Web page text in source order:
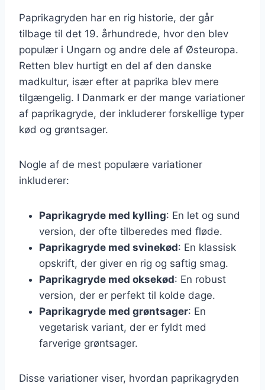
Paprikagryden har en rig historie, der går
tilbage til det 19. århundrede, hvor den blev
populær i Ungarn og andre dele af Østeuropa.
Retten blev hurtigt en del af den danske
madkultur, især efter at paprika blev mere
tilgængelig. I Danmark er der mange variationer
af paprikagryde, der inkluderer forskellige typer
kød og grøntsager.
Nogle af de mest populære variationer
inkluderer:
Paprikagryde med kylling: En let og sund
version, der ofte tilberedes med fløde.
Paprikagryde med svinekød: En klassisk
opskrift, der giver en rig og saftig smag.
Paprikagryde med oksekød: En robust
version, der er perfekt til kolde dage.
Paprikagryde med grøntsager: En
vegetarisk variant, der er fyldt med
farverige grøntsager.
Disse variationer viser, hvordan paprikagryden